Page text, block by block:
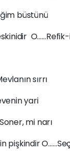
büstünü
sırrı
yari
mi narı
pişkindir